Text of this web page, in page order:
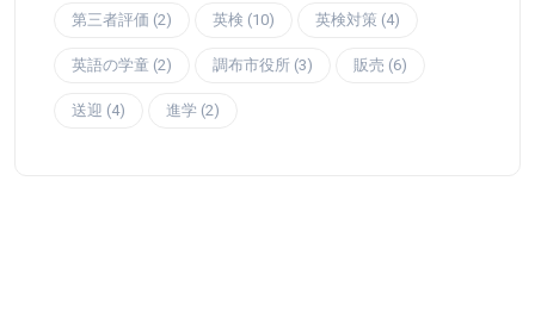
第三者評価 (2) 英検 (10) 英検対策 (4)
英語の学童 (2) 調布市役所 (3) 販売 (6)
送迎 (4) 進学 (2)